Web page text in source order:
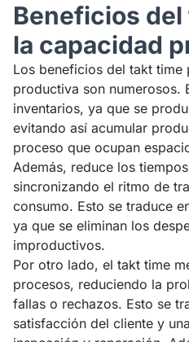
Beneficios
la capacidad
Los beneficios del takt time
productiva son numerosos.
inventarios, ya que se
evitando así acumular
proceso que ocupan
Además, reduce los
sincronizando el ritmo de
consumo. Esto se traduce
ya que se eliminan los
improductivos.
Por otro lado, el takt time
procesos, reduciendo la
fallas o rechazos. Esto se
satisfacción del cliente y